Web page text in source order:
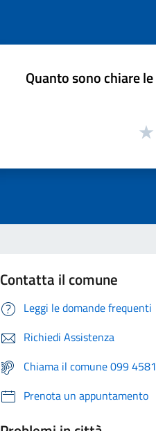
Quanto sono chiare
Contatta il comune
Leggi le domande frequenti
Richiedi Assistenza
Chiama il comune 099
Prenota un appuntamento